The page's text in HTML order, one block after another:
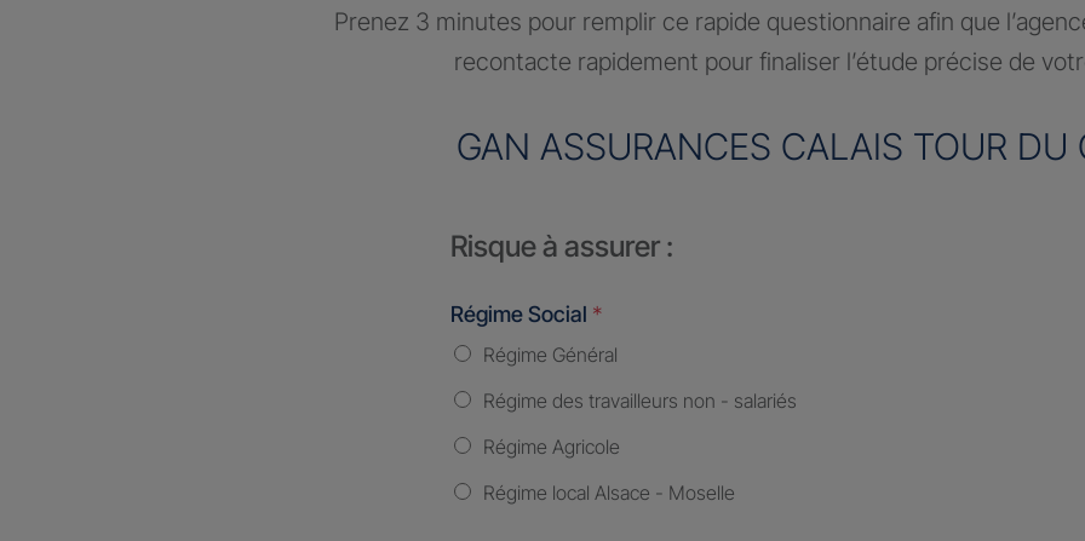
Prenez 3 minutes pour remplir ce rapide questionnaire afin que
recontacte rapidement pour finaliser l’étude précise de
GAN ASSURANCES CALAIS TOUR DU
Risque à assurer :
Régime Social *
Régime Général
Régime des travailleurs non - salariés
Régime Agricole
Régime local Alsace - Moselle